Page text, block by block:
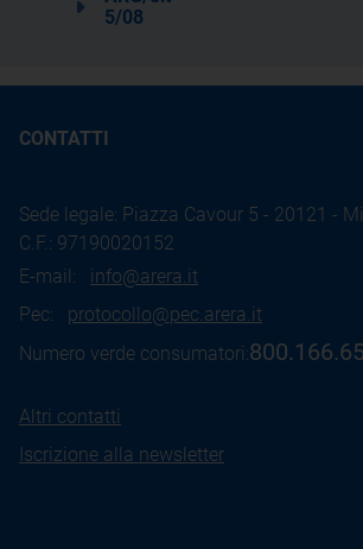
5/08
CONTATTI
Sede legale: Piazza Cavour 5 - 20121 -
C.F.: 97190020152
E-mail: info@arera.it
Pec: protocollo@pec.arera.it
Numero verde consumatori:
Altri contatti
Iscrizione alla newsletter